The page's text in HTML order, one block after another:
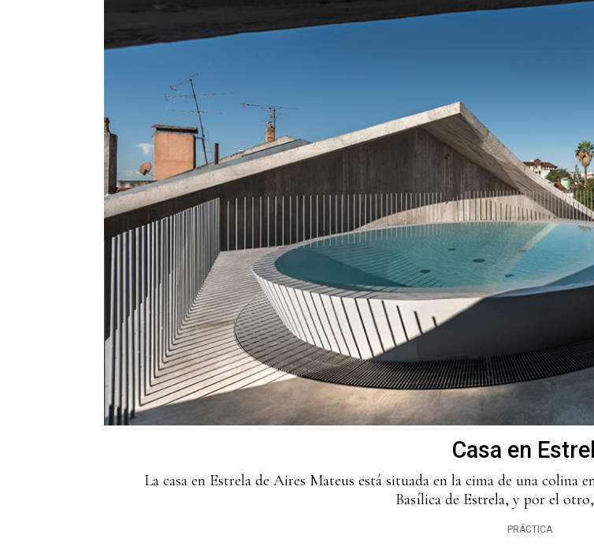
Casa en
La casa en Estrela de Aires Mateus está situada en la cima de una colina
Basílica de Estrela, y por el
PRÁCTICA